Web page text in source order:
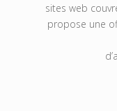
sites web
propose une